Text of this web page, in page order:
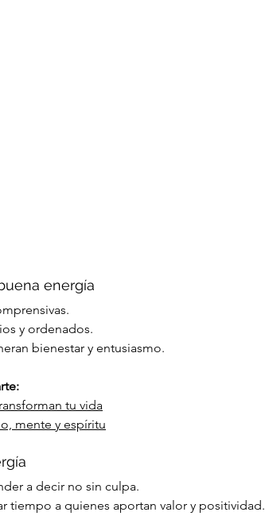
energía
y ordenados.
bienestar y entusiasmo.
tu vida
mente y espíritu
a decir no sin culpa.
tiempo a quienes aportan valor y positividad.